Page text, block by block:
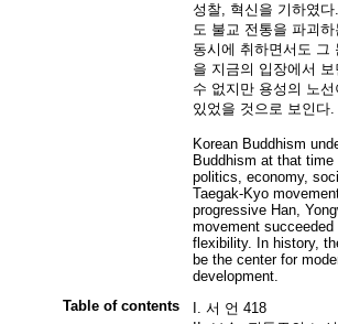
성찰, 혁신을 기하였
도 불교 전통을 파괴
동시에 취하면서도 그
을 지금의 입장에서
수 없지만 용성의 노
있었을 것으로 보인다.
Korean Buddhism
Buddhism at that
politics, economy,
Taegak-Kyo
progressive Han,
movement
flexibility. In history,
be the center for
development.
Table of contents
I. 서 언 418